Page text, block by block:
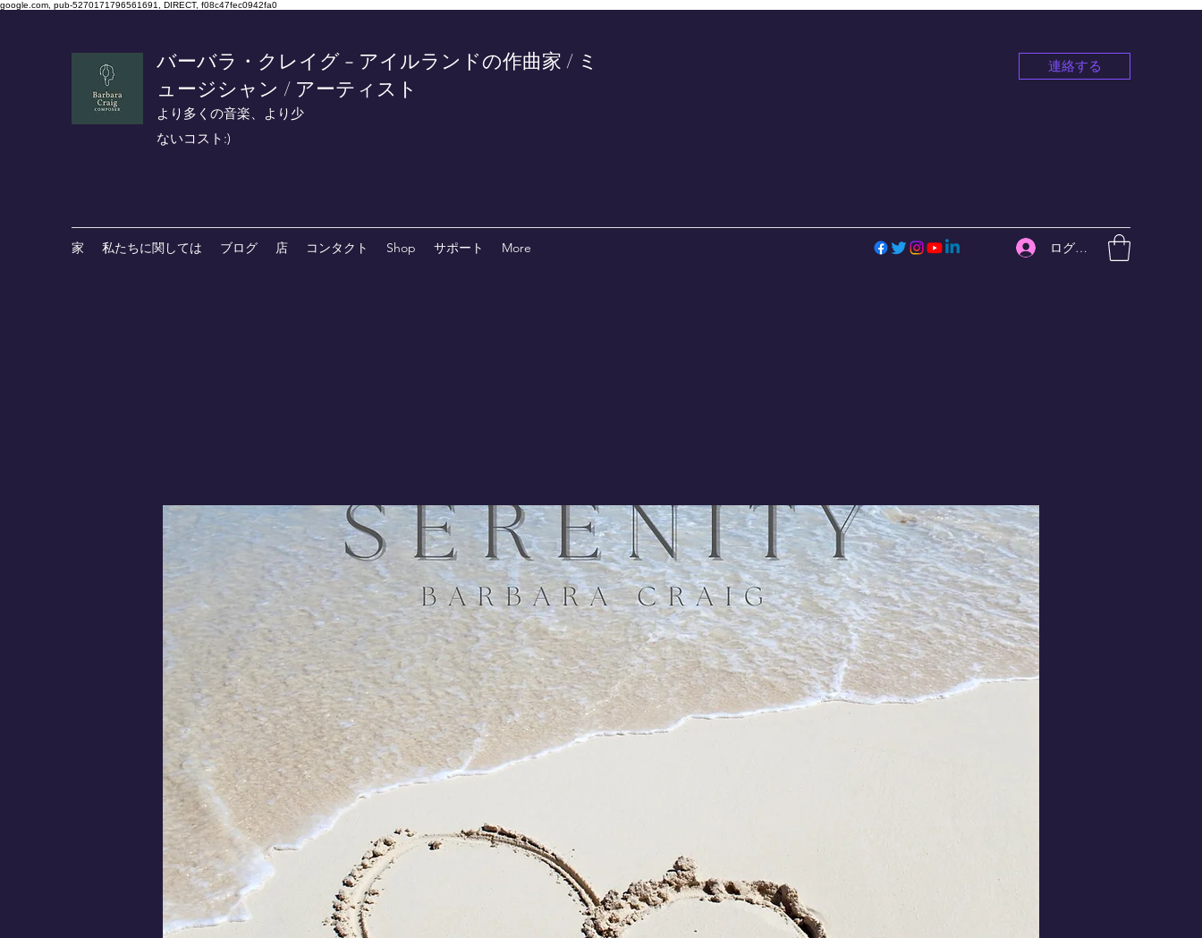
google.com, pub-5270171796561691, DIRECT, f08c47fec0942fa0
バーバラ・クレイグ - アイルランドの作曲家 / ミ
ュージシャン / アーティスト
より多くの音楽、より少
ないコスト:)
連絡する
家 私たちに関しては ブログ 店 コンタクト Shop サポート More ログイン